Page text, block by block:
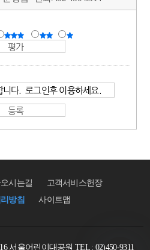
시는길
고객서비스헌장
방침
사이트맵
서울어린이대공원 TEL : 02)450-9311